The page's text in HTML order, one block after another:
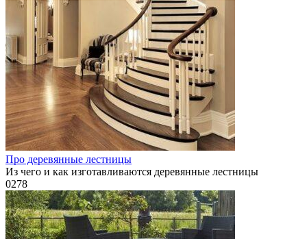
Про деревянные лестницы
Из чего и как изготавливаются деревянные лестницы
0278